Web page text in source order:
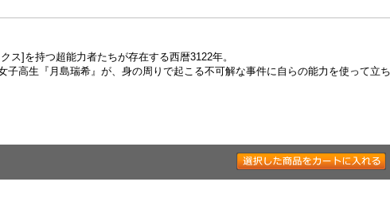
ス]を持つ超能力者たちが存在する西暦3122年。
子高生『月島瑞希』が、身の周りで起こる不可解な事件に自らの能力を使って立